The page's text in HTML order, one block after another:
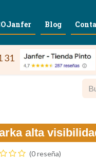
Blog
31
alta
(0 reseña)